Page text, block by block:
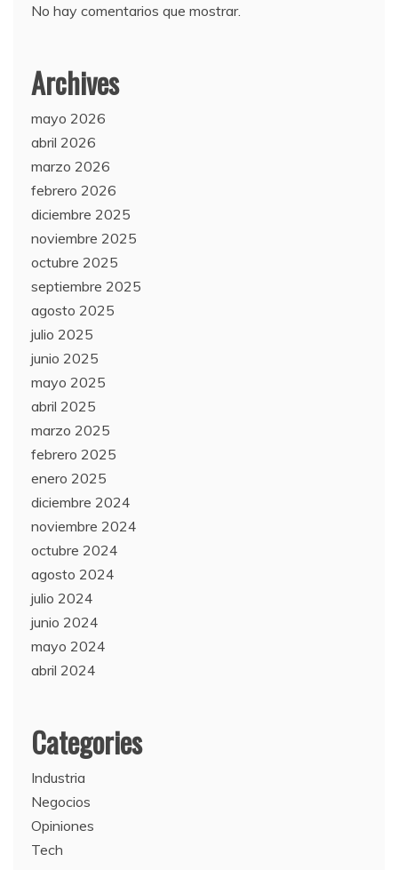
No hay comentarios que mostrar.
Archives
mayo 2026
abril 2026
marzo 2026
febrero 2026
diciembre 2025
noviembre 2025
octubre 2025
septiembre 2025
agosto 2025
julio 2025
junio 2025
mayo 2025
abril 2025
marzo 2025
febrero 2025
enero 2025
diciembre 2024
noviembre 2024
octubre 2024
agosto 2024
julio 2024
junio 2024
mayo 2024
abril 2024
Categories
Industria
Negocios
Opiniones
Tech